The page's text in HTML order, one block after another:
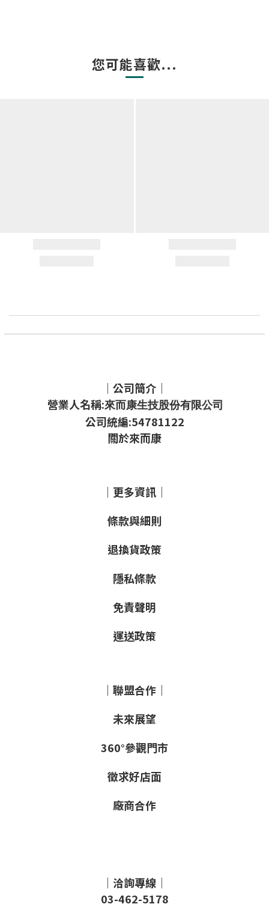
您可能喜歡...
｜公司簡介｜
營業人名稱:來而康生技股份有限公司
公司統編:54781122
關於來而康
｜更多資訊｜
條款與細則
退換貨政策
隱私條款
免責聲明
運送政策
｜聯盟合作｜
未來展望
360°參觀門市
徵求好店面
廠商合作
｜洽詢專線｜
03-462-5178